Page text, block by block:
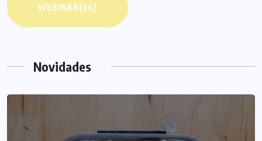
WEBINAR(26)
Novidades